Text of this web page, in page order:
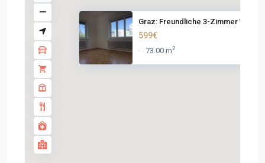
Graz: Freundliche 3-Zimmer Woh...
599€
· · 73.00 m2